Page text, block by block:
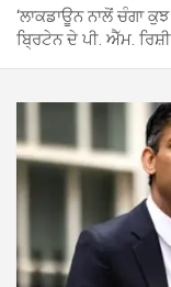
‘ਲਾਕਡਾਊਨ ਨਾਲੋਂ ਚੰਗਾ
ਬ੍ਰਿਟੇਨ ਦੇ ਪੀ. ਐੱਮ.